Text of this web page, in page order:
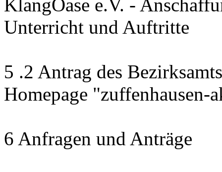
KlangOase e.V. -
Unterricht und Auftritte
5 .2 Antrag des
Homepage "zuffenhausen-
6 Anfragen und Anträge